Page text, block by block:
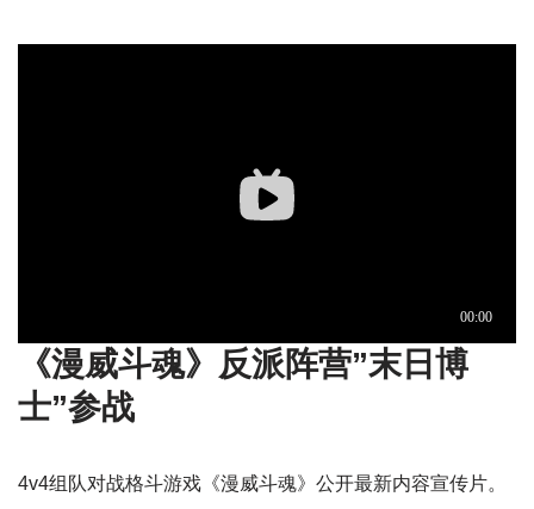
《漫威斗魂》反派阵营”末日博
士”参战
4v4组队对战格斗游戏《漫威斗魂》公开最新内容宣传片。